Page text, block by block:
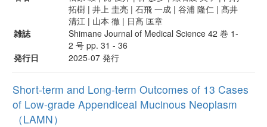
拓樹 | 井上 圭亮 | 石飛 一成 | 谷浦 隆仁 | 髙井
清江 | 山本 徹 | 日髙 匡章
雑誌
Shimane Journal of Medical Science 42 巻 1-
2 号 pp. 31 - 36
発行日
2025-07 発行
Short-term and Long-term Outcomes of 13 Cases
of Low-grade Appendiceal Mucinous Neoplasm
（LAMN）